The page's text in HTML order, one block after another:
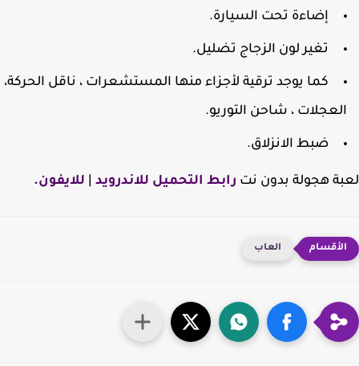
إضاءة تحت السيارة.
تغير لون الزجاج تضليل.
كما يوجد ترقية لأجزاء منها المستشعرات ، ناقل الحركة،
، شاحن التوريو.
ضبط الانزلاق.
هجولة بدون نترابط التحميل للاندرويد|للايفون.
العاب